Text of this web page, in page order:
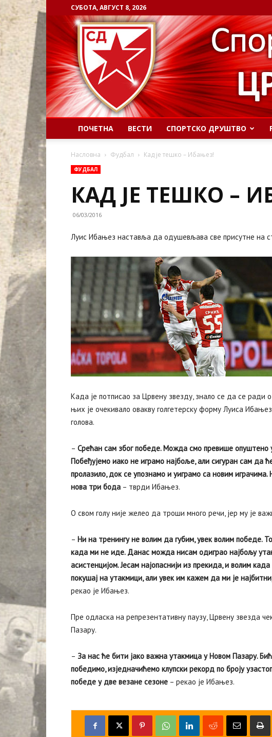
СУБОТА, АВГУСТ 8, 2026
ПОЧЕТНА ВЕСТИ СПОРТСКО ДРУШТВО
Насловна Фудбал Кад је тешко – Ибањез!
ФУДБАЛ
КАД ЈЕ ТЕШКО –
06/03/2016
Луис Ибањез наставља да одушевљава све присутне на
Када је потписао за Црвену звезду, знало се да се ради
њих је очекивало овакву голгетерску форму Луиса
голова.
– Срећан сам због победе. Можда смо превише опуштено
Побеђујемо иако не играмо најбоље, али сигуран сам да
пролазило, док се упознамо и уиграмо са новим играчима.
нова три бода – тврди Ибањез.
О свом голу није желео да троши много речи, јер му је
– Ни на тренингу не волим да губим, увек волим победе.
када ми не иде. Данас можда нисам одиграо најбољу
асистенцијом. Јесам најопаснији из прекида, и волим
покушај на утакмици, али увек им кажем да ми је
рекао је Ибањез.
Пре одласка на репрезентативну паузу, Црвену звезда
Пазару.
– За нас ће бити јако важна утакмица у Новом Пазару.
победимо, изједначићемо клупски рекорд по броју
победе у две везане сезоне – рекао је Ибањез.